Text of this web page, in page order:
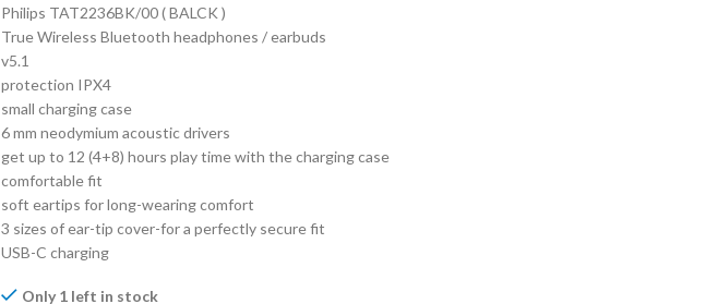
Philips TAT2236BK/00 ( BALCK )
True Wireless Bluetooth headphones / earbuds
v5.1
protection IPX4
small charging case
6 mm neodymium acoustic drivers
get up to 12 (4+8) hours play time with the charging case
comfortable fit
soft eartips for long-wearing comfort
3 sizes of ear-tip cover-for a perfectly secure fit
USB-C charging
Only 1 left in stock